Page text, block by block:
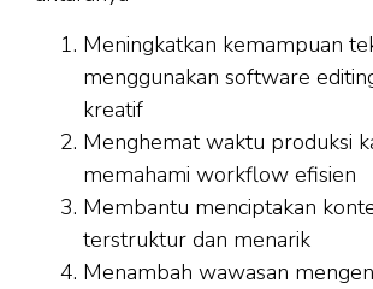
Meningkatkan kemampuan
menggunakan software
kreatif
Menghemat waktu produksi
memahami workflow efisien
Membantu menciptakan
terstruktur dan menarik
Menambah wawasan